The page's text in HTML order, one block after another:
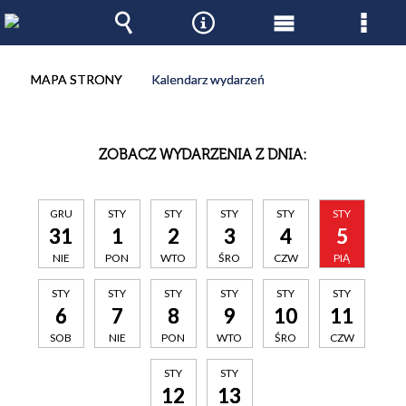
MAPA STRONY Kalendarz wydarzeń
ZOBACZ WYDARZENIA Z DNIA:
GRU
31
NIE
STY
1
PON
STY
2
WTO
STY
3
ŚRO
STY
4
CZW
STY
5
PIĄ
STY
6
SOB
STY
7
NIE
STY
8
PON
STY
9
WTO
STY
10
ŚRO
STY
11
CZW
STY
12
STY
13
Wyszukiwarka
NarzędziaMenu